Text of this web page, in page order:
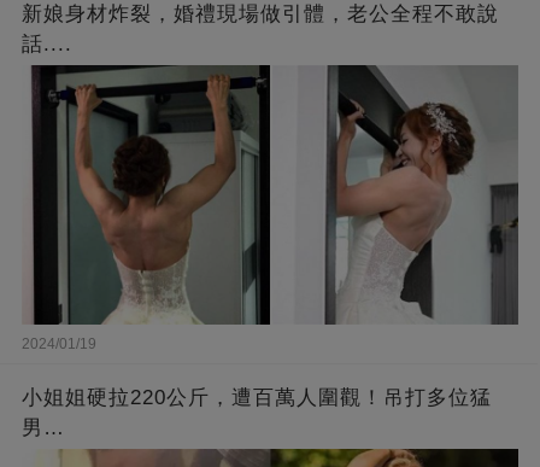
新娘身材炸裂，婚禮現場做引體，老公全程不敢說
話....
2024/01/19
小姐姐硬拉220公斤，遭百萬人圍觀！吊打多位猛
男…